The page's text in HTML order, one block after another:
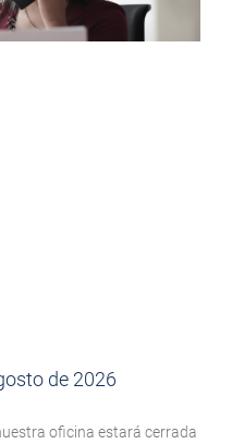
de 2026
oficina estará cerrada